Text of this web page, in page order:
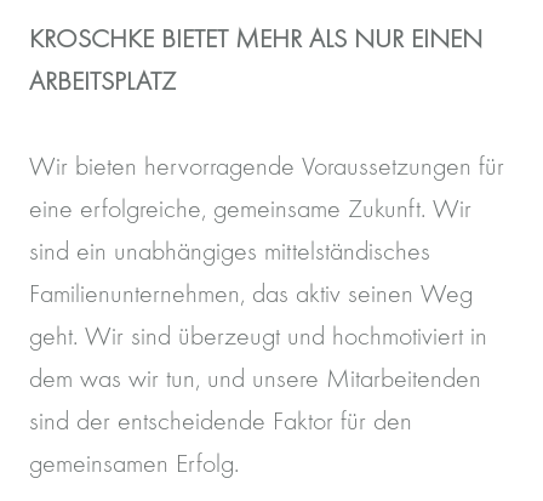
KROSCHKE BIETET MEHR ALS NUR EINEN
ARBEITSPLATZ
Wir bieten hervorragende Voraussetzungen für
eine erfolgreiche, gemeinsame Zukunft. Wir
sind ein unabhängiges mittelständisches
Familienunternehmen, das aktiv seinen Weg
geht. Wir sind überzeugt und hochmotiviert in
dem was wir tun, und unsere Mitarbeitenden
sind der entscheidende Faktor für den
gemeinsamen Erfolg.